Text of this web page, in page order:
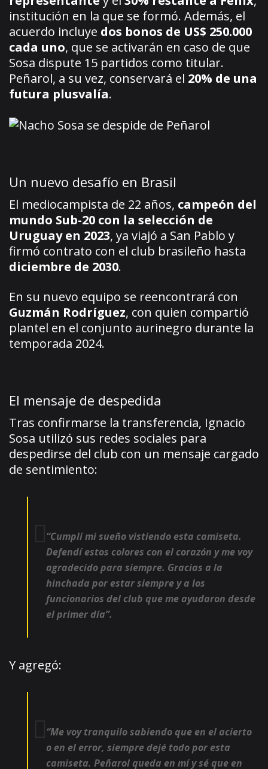
institución en la que se formó. Además, el
acuerdo incluye dos bonos de US$ 250.000
cada uno, que se activarán en caso de que
Sosa dispute 15 partidos como titular.
Peñarol, a su vez, conservará el 20% de una
futura plusvalía.
Un nuevo desafío en Brasil
El mediocampista de 22 años, campeón del
mundo Sub-20 con la selección de
Uruguay en 2023, ya viajó a San Pablo y
firmó contrato con el club brasileño hasta
diciembre de 2030.
En su nuevo equipo se reencontrará con
Guzmán Rodríguez, con quien compartió
plantel en el conjunto aurinegro durante la
temporada 2024.
El mensaje de despedida
Tras confirmarse la transferencia, Ignacio
Sosa utilizó sus redes sociales para
despedirse del club con un mensaje cargado
de sentimiento:
“Cumplí mi sueño vistiendo esta camiseta.
Defendí estos colores con el corazón y me voy
agradecido para siempre. Gracias a la
hinchada por estar siempre y a los
funcionarios del club que me ayudaron desde
el primer día”.
Y agregó:
“Me voy tranquilo sabiendo que en el acierto
o en el error, siempre dejé todo por esta
camiseta. Peñarol queda en mí y sé que en